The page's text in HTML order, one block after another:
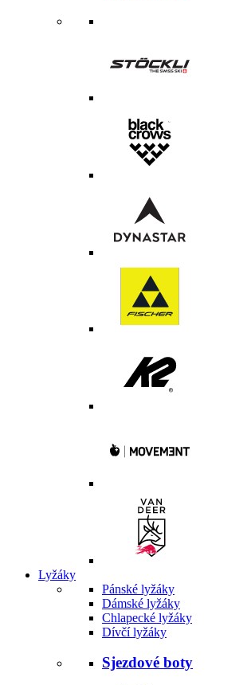
Lyžáky
Pánské lyžáky
Dámské lyžáky
Chlapecké lyžáky
Dívčí lyžáky
Sjezdové boty